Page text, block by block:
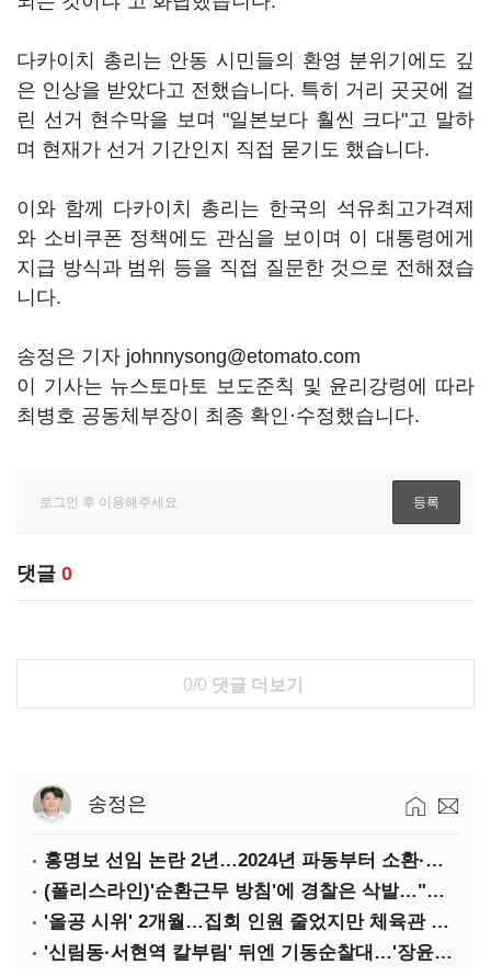
다카이치 총리는 안동 시민들의 환영 분위기에도 깊
은 인상을 받았다고 전했습니다. 특히 거리 곳곳에 걸
린 선거 현수막을 보며 "일본보다 훨씬 크다"고 말하
며 현재가 선거 기간인지 직접 묻기도 했습니다.
이와 함께 다카이치 총리는 한국의 석유최고가격제
와 소비쿠폰 정책에도 관심을 보이며 이 대통령에게
지급 방식과 범위 등을 직접 질문한 것으로 전해졌습
니다.
송정은 기자 johnnysong@etomato.com
이 기사는 뉴스토마토 보도준칙 및 윤리강령에 따라
최병호 공동체부장이 최종 확인·수정했습니다.
댓글 0
0/0 댓글 더보기
송정은
홍명보 선임 논란 2년…2024년 파동부터 소환·압색까지
(폴리스라인)'순환근무 방침'에 경찰은 삭발…"베테랑·수사력 보강 먼저"
'올공 시위' 2개월…집회 인원 줄었지만 체육관 봉쇄 계속
'신림동·서현역 칼부림' 뒤엔 기동순찰대…'장윤기 은폐·조작' 후엔 내부비리수사대